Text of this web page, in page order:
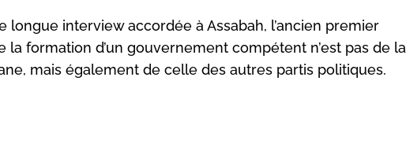
longue interview accordée à Assabah, l’ancien premier
la formation d’un gouvernement compétent n’est pas de la
mais également de celle des autres partis politiques.